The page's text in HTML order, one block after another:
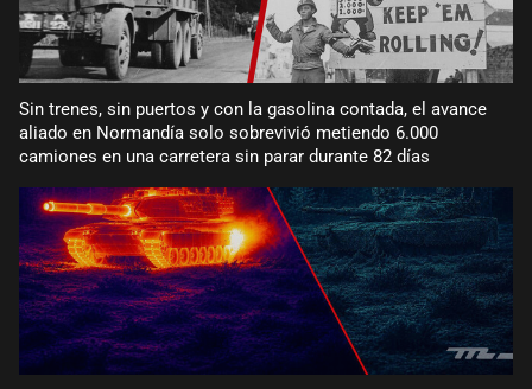
Sin trenes, sin puertos y con la gasolina contada, el avance
aliado en Normandía solo sobrevivió metiendo 6.000
camiones en una carretera sin parar durante 82 días